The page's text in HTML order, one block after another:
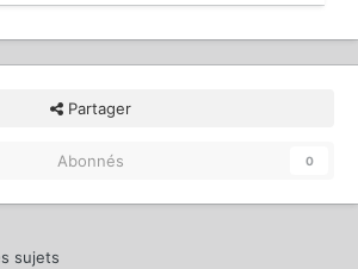
Partager
Abonnés 0
sujets